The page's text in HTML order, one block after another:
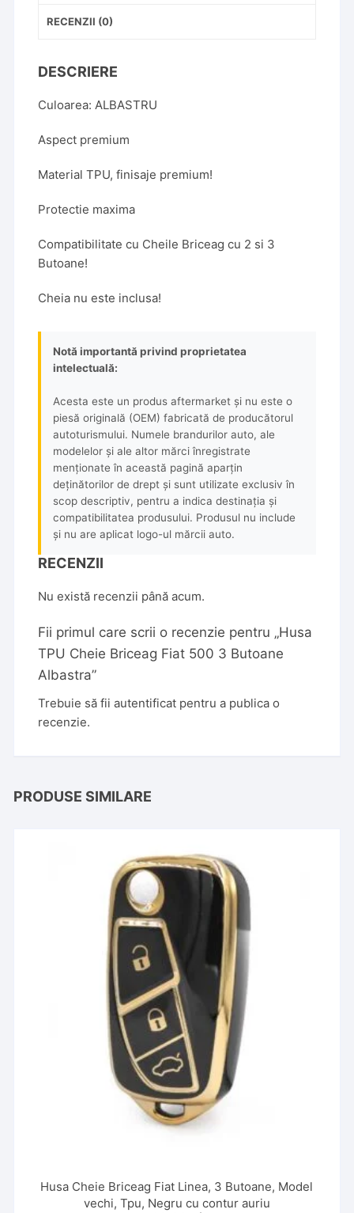
RECENZII (0)
DESCRIERE
Culoarea: ALBASTRU
Aspect premium
Material TPU, finisaje premium!
Protectie maxima
Compatibilitate cu Cheile Briceag cu 2 si 3
Butoane!
Cheia nu este inclusa!
Notă importantă privind proprietatea
intelectuală:
Acesta este un produs aftermarket și nu este o
piesă originală (OEM) fabricată de producătorul
autoturismului. Numele brandurilor auto, ale
modelelor și ale altor mărci înregistrate
menționate în această pagină aparțin
deținătorilor de drept și sunt utilizate exclusiv în
scop descriptiv, pentru a indica destinația și
compatibilitatea produsului. Produsul nu include
și nu are aplicat logo-ul mărcii auto.
RECENZII
Nu există recenzii până acum.
Fii primul care scrii o recenzie pentru „Husa
TPU Cheie Briceag Fiat 500 3 Butoane
Albastra”
Trebuie să fiiautentificat pentru a publica o
recenzie.
PRODUSE SIMILARE
Husa Cheie Briceag Fiat Linea, 3 Butoane, Model
vechi, Tpu, Negru cu contur auriu